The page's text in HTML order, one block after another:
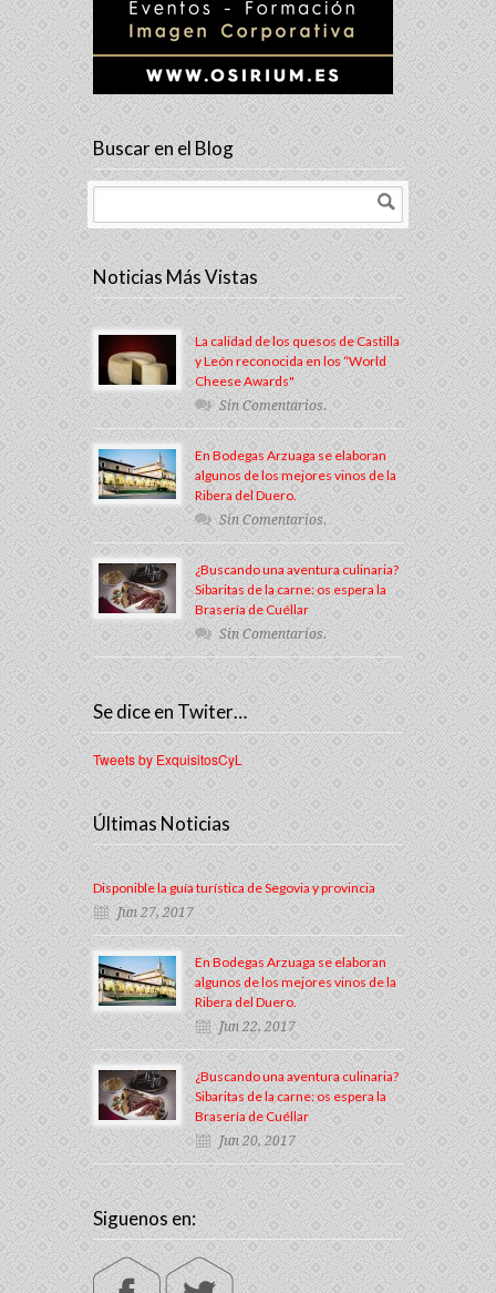
Buscar en el Blog
Noticias Más Vistas
La calidad de los quesos de Castilla
y León reconocida en los “World
Cheese Awards"
Sin Comentarios.
En Bodegas Arzuaga se elaboran
algunos de los mejores vinos de la
Ribera del Duero.
Sin Comentarios.
¿Buscando una aventura culinaria?
Sibaritas de la carne: os espera la
Brasería de Cuéllar
Sin Comentarios.
Se dice en Twiter…
Tweets by ExquisitosCyL
Últimas Noticias
Disponible la guía turística de Segovia y provincia
Jun 27, 2017
En Bodegas Arzuaga se elaboran
algunos de los mejores vinos de la
Ribera del Duero.
Jun 22, 2017
¿Buscando una aventura culinaria?
Sibaritas de la carne: os espera la
Brasería de Cuéllar
Jun 20, 2017
Siguenos en: